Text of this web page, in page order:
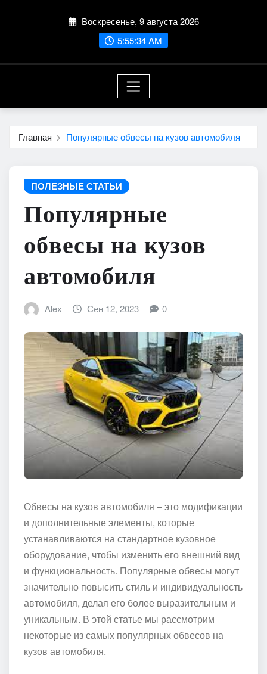
Воскресенье, 9 августа 2026
5:55:35 AM
Главная Популярные обвесы на кузов автомобиля
ПОЛЕЗНЫЕ СТАТЬИ
Популярные
обвесы на кузов
автомобиля
Alex Сен 12, 2023 0
Обвесы на кузов автомобиля – это модификации
и дополнительные элементы, которые
устанавливаются на стандартное кузовное
оборудование, чтобы изменить его внешний вид
и функциональность. Популярные обвесы могут
значительно повысить стиль и индивидуальность
автомобиля, делая его более выразительным и
уникальным. В этой статье мы рассмотрим
некоторые из самых популярных обвесов на
кузов автомобиля.